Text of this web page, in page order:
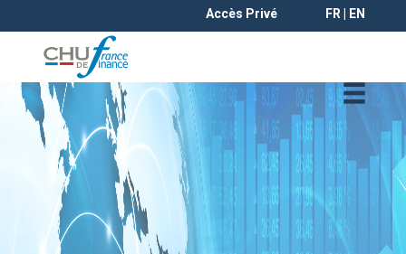
Accès Privé FR | EN